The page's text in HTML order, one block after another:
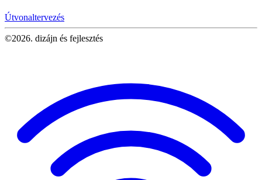
Útvonaltervezés
©2026. dizájn és fejlesztés